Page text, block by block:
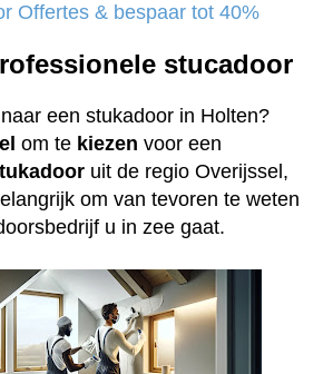
Offertes & bespaar tot 40%
stucadoor
een stukadoor in Holten?
om te kiezen voor een
uit de regio Overijssel,
om van tevoren te weten
u in zee gaat.